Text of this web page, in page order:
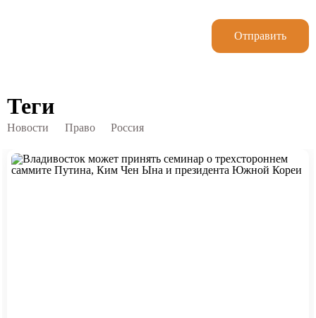
Отправить
Теги
Новости Право Россия